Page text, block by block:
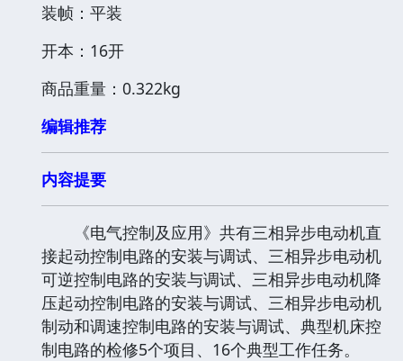
装帧：平装
开本：16开
商品重量：0.322kg
编辑推荐
内容提要
《电气控制及应用》共有三相异步电动机直
接起动控制电路的安装与调试、三相异步电动机
可逆控制电路的安装与调试、三相异步电动机降
压起动控制电路的安装与调试、三相异步电动机
制动和调速控制电路的安装与调试、典型机床控
制电路的检修5个项目、16个典型工作任务。